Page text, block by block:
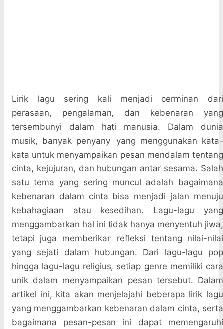
Lirik lagu sering kali menjadi cerminan dari
perasaan, pengalaman, dan kebenaran yang
tersembunyi dalam hati manusia. Dalam dunia
musik, banyak penyanyi yang menggunakan kata-
kata untuk menyampaikan pesan mendalam tentang
cinta, kejujuran, dan hubungan antar sesama. Salah
satu tema yang sering muncul adalah bagaimana
kebenaran dalam cinta bisa menjadi jalan menuju
kebahagiaan atau kesedihan. Lagu-lagu yang
menggambarkan hal ini tidak hanya menyentuh jiwa,
tetapi juga memberikan refleksi tentang nilai-nilai
yang sejati dalam hubungan. Dari lagu-lagu pop
hingga lagu-lagu religius, setiap genre memiliki cara
unik dalam menyampaikan pesan tersebut. Dalam
artikel ini, kita akan menjelajahi beberapa lirik lagu
yang menggambarkan kebenaran dalam cinta, serta
bagaimana pesan-pesan ini dapat memengaruhi